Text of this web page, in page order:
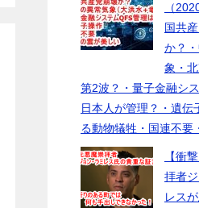
（
国共
か？
象・
第2波？・量子金融シ
日本人が管理？・遺伝
る動物犠牲・国連不要
【衝
拝者
レス